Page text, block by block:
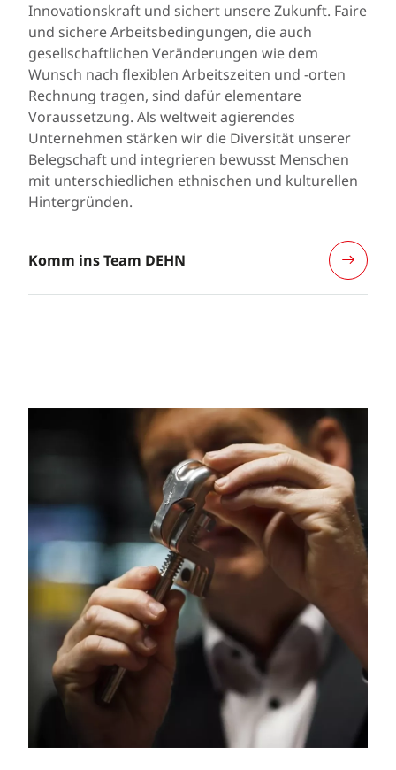
Innovationskraft und sichert unsere Zukunft. Faire
und sichere Arbeitsbedingungen, die auch
gesellschaftlichen Veränderungen wie dem
Wunsch nach flexiblen Arbeitszeiten und -orten
Rechnung tragen, sind dafür elementare
Voraussetzung. Als weltweit agierendes
Unternehmen stärken wir die Diversität unserer
Belegschaft und integrieren bewusst Menschen
mit unterschiedlichen ethnischen und kulturellen
Hintergründen.
Komm ins Team DEHN